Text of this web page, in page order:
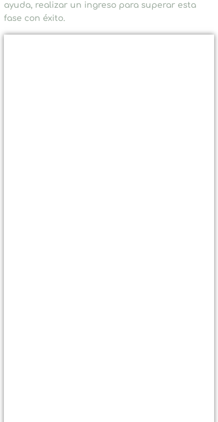
ayuda, realizar un ingreso para superar esta
fase con éxito.